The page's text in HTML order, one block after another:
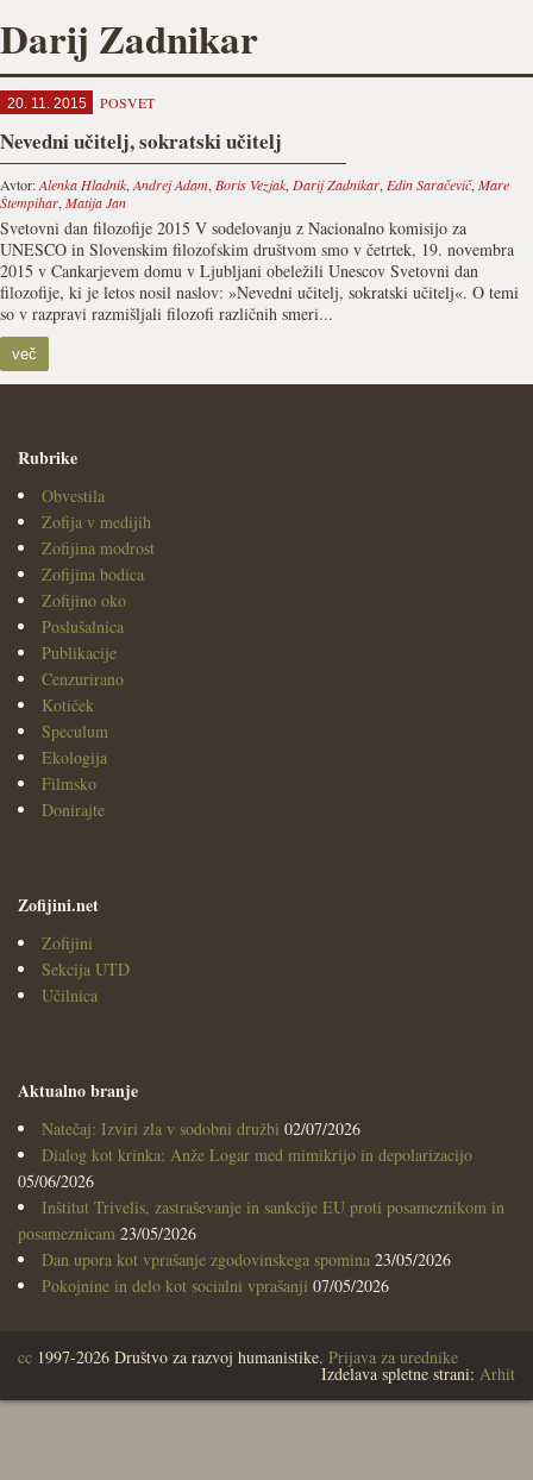
Darij Zadnikar
20. 11. 2015 POSVET
Nevedni učitelj, sokratski učitelj
Avtor:Alenka Hladnik, Andrej Adam, Boris Vezjak, Darij Zadnikar, Edin Saračevič, Mare
Štempihar, Matija Jan
Svetovni dan filozofije 2015 V sodelovanju z Nacionalno komisijo za
UNESCO in Slovenskim filozofskim društvom smo v četrtek, 19. novembra
2015 v Cankarjevem domu v Ljubljani obeležili Unescov Svetovni dan
filozofije, ki je letos nosil naslov: »Nevedni učitelj, sokratski učitelj«. O temi
so v razpravi razmišljali filozofi različnih smeri...
več
Rubrike
Obvestila
Zofija v medijih
Zofijina modrost
Zofijina bodica
Zofijino oko
Poslušalnica
Publikacije
Cenzurirano
Kotiček
Speculum
Ekologija
Filmsko
Donirajte
Zofijini.net
Zofijini
Sekcija UTD
Učilnica
Aktualno branje
Natečaj: Izviri zla v sodobni družbi 02/07/2026
Dialog kot krinka: Anže Logar med mimikrijo in depolarizacijo
05/06/2026
Inštitut Trivelis, zastraševanje in sankcije EU proti posameznikom in
posameznicam 23/05/2026
Dan upora kot vprašanje zgodovinskega spomina 23/05/2026
Pokojnine in delo kot socialni vprašanji 07/05/2026
cc 1997-2026 Društvo za razvoj humanistike. Prijava za urednike
Izdelava spletne strani: Arhit